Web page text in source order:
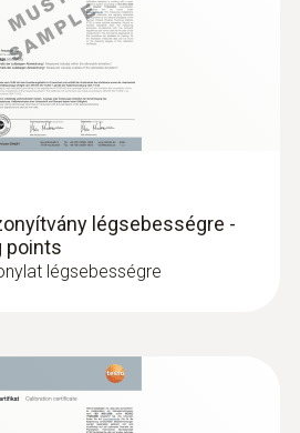
légsebességre -
points
légsebességre